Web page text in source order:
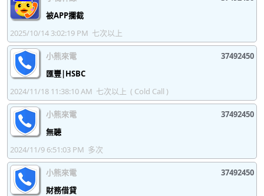
37492435
37492439
37492440 37492441
37492442
37492443
37492444
37492447
37492448 37492449
37492451
37492452
37492454
37492455
37492459
37492460 37492461
37492462
37492463
被APP攔截
2025/10/14 3:02:19 PM 七次以上
小熊來電
37492450
匯豐|HSBC
2024/11/18 11:38:10 AM 七次以上 ( Cold Call )
小熊來電
37492450
無聽
2024/11/9 6:51:03 PM 多次
小熊來電
37492450
財務借貸